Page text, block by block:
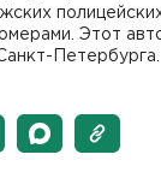
Этот
Петербурга.